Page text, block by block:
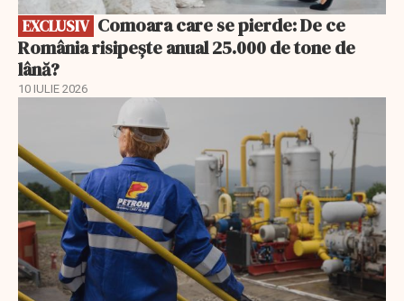
EXCLUSIV
România risipește anual 25.000 de tone de
lână?
10 IULIE 2026